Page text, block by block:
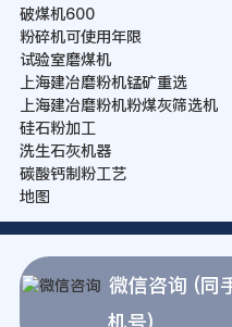
破煤机600
粉碎机可使用年限
试验室磨煤机
上海建冶磨粉机锰矿重选
上海建冶磨粉机粉煤灰筛选机
硅石粉加工
洗生石灰机器
碳酸钙制粉工艺
地图
微信咨询 (同